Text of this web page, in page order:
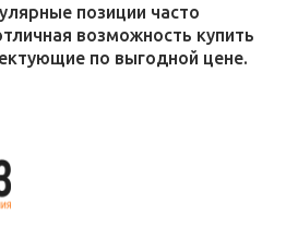
позиции часто
возможность купить
по выгодной цене.